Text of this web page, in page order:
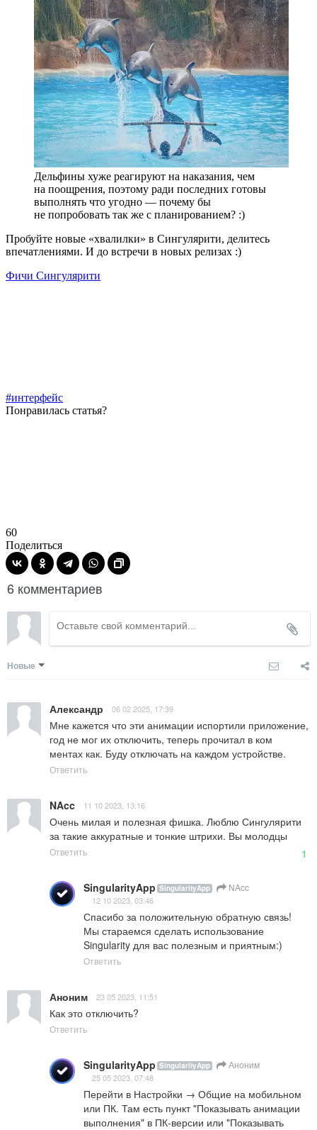
Дельфины хуже реагируют на наказания, чем
на поощрения, поэтому ради последних готовы
выполнять что угодно — почему бы
не попробовать так же с планированием? :)
Пробуйте новые «хвалилки» в Сингулярити, делитесь
впечатлениями. И до встречи в новых релизах :)
Фичи Сингулярити
#интерфейс
Понравилась статья?
60
Поделиться
6 комментариев
Новые
Александр 06 02 2025, 17:39
Мне кажется что эти анимации испортили приложение,
год не мог их отключить, теперь прочитал в ком
ментах как. Буду отключать на каждом устройстве.
Ответить
NAcc 11 10 2023, 13:16
Очень милая и полезная фишка. Люблю Сингулярити
за такие аккуратные и тонкие штрихи. Вы молодцы
Ответить 1
SingularityApp SingularityApp NAcc
12 10 2023, 03:46
Спасибо за положительную обратную связь!
Мы стараемся сделать использование
Singularity для вас полезным и приятным:)
Ответить
Аноним 23 05 2023, 11:51
Как это отключить?
Ответить
SingularityApp SingularityApp Аноним
25 05 2023, 07:48
Перейти в Настройки → Общие на мобильном
или ПК. Там есть пункт "Показывать анимации
выполнения" в ПК-версии или "Показывать